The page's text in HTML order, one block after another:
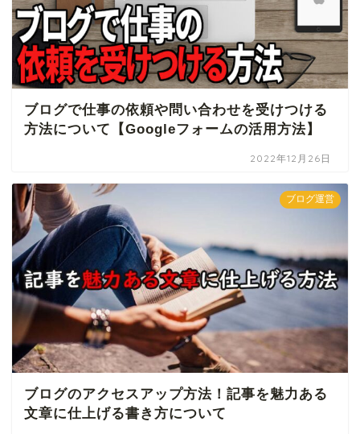
ブログで仕事の依頼や問い合わせを受けつける
方法について【Googleフォームの活用方法】
2022年12月26日
ブログ運営
ブログのアクセスアップ方法！記事を魅力ある
文章に仕上げる書き方について